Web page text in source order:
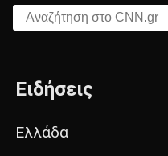
Αναζήτηση στο CNN.gr
Ειδήσεις
Ελλάδα